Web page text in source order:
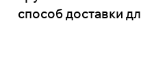
способ доставки